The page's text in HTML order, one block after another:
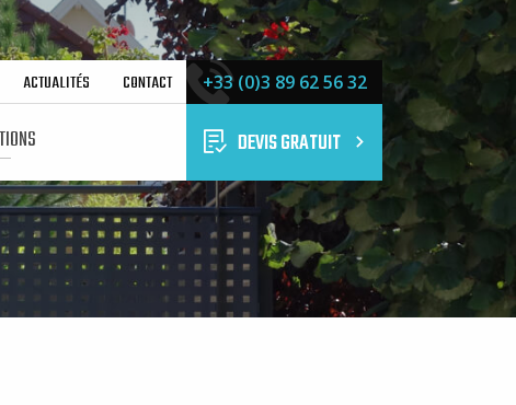
ACTUALITÉS CONTACT +33 (0)3 89 62 56 32
DEVIS GRATUIT